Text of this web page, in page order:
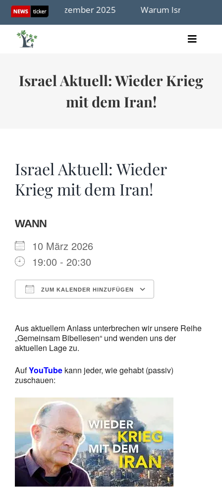
Skip
content
Dezember 2025 Warum Israel dem Gaza-
Toggle
Audio
Spenden
Israel Aktuell: Wieder Krieg
mit dem Iran!
Israel Aktuell: Wieder
Krieg mit dem Iran!
WANN
10 März 2026
19:00 - 20:30
ZUM KALENDER HINZUFÜGEN
Aus aktuellem Anlass unterbrechen wir unsere Reihe
„Gemeinsam Bibellesen“ und wenden uns der
aktuellen Lage zu.
AufYouTube kann jeder, wie gehabt (passiv)
zuschauen: